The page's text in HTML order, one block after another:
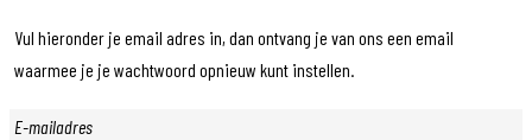
Vul hieronder je email adres in, dan ontvang je van ons een email
waarmee je je wachtwoord opnieuw kunt instellen.
E-mailadres